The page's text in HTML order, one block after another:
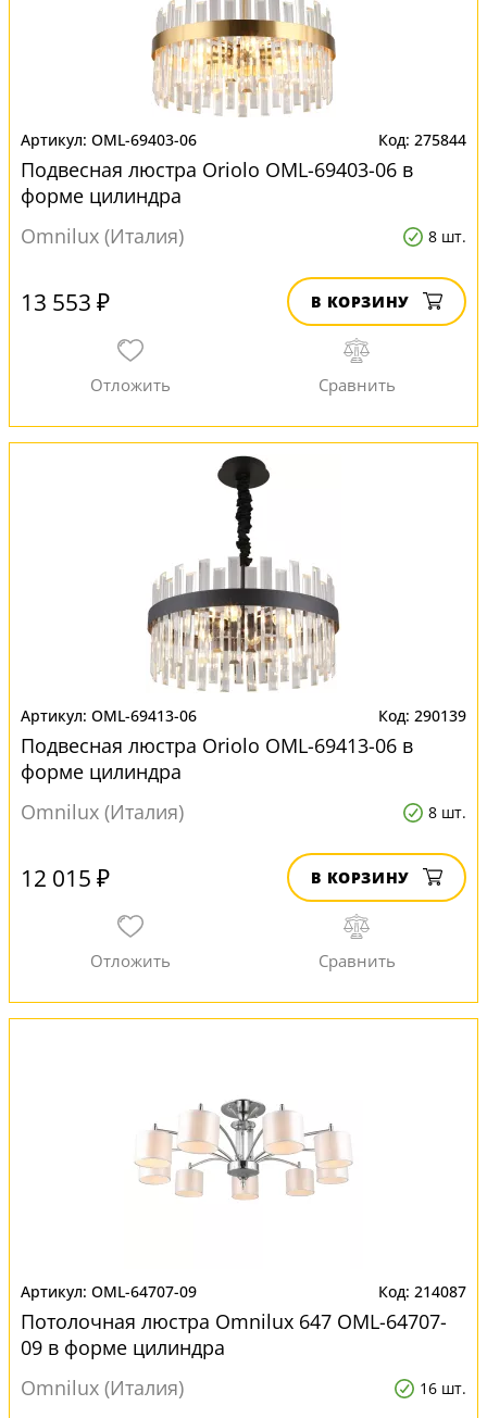
OML-69403-06 275844
Подвесная люстра Oriolo OML-69403-06 в
форме цилиндра
Omnilux (Италия)
8 шт.
13 553 ₽ В КОРЗИНУ
OML-69413-06 290139
Подвесная люстра Oriolo OML-69413-06 в
форме цилиндра
Omnilux (Италия)
8 шт.
12 015 ₽ В КОРЗИНУ
OML-64707-09 214087
Потолочная люстра Omnilux 647 OML-64707-
09 в форме цилиндра
Omnilux (Италия)
16 шт.